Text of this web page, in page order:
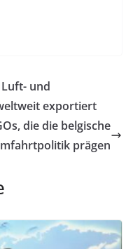
und
exportiert
die die belgische
prägen